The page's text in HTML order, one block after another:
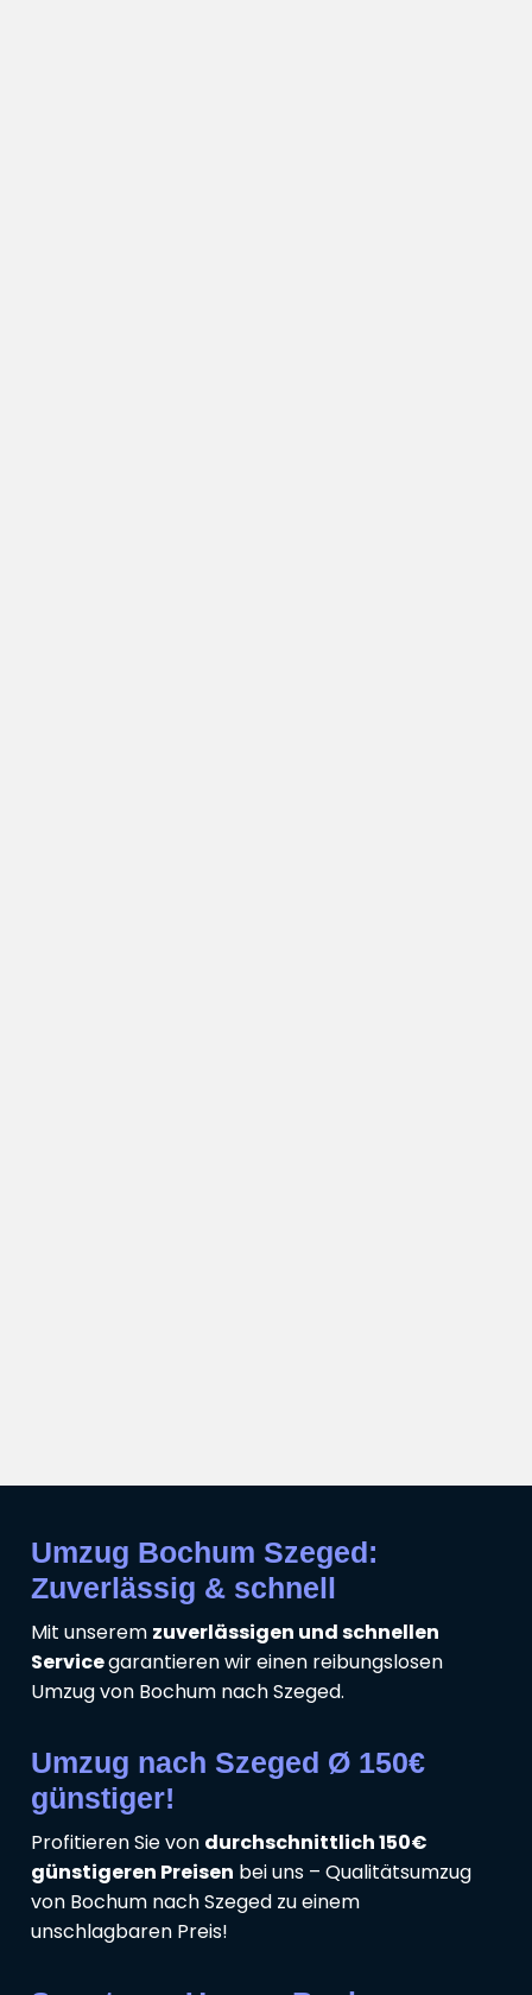
Umzug Bochum Szeged:
Zuverlässig & schnell
Mit unserem zuverlässigen und schnellen
Servicegarantieren wir einen reibungslosen
Umzug von Bochum nach Szeged.
Umzug nach Szeged Ø 150€
günstiger!
Profitieren Sie von durchschnittlich 150€
günstigeren Preisen bei uns – Qualitätsumzug
von Bochum nach Szeged zu einem
unschlagbaren Preis!